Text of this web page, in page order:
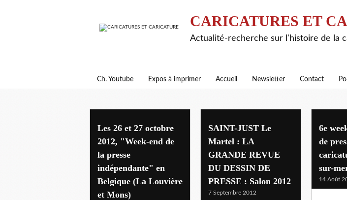
CARICATURES ET
Actualité-recherche sur l'histoire de la
Ch. Youtube Expos à imprimer Accueil Newsletter Contact
festivals
Les 26 et 27 octobre
2012, "Week-end de
la presse
indépendante" en
Belgique (La Louvière
et Mons)
SAINT-JUST Le
Martel : LA
GRANDE REVUE
DU DESSIN DE
PRESSE : Salon 2012
7 Septembre 2012
6e
de
sur-
14 Août